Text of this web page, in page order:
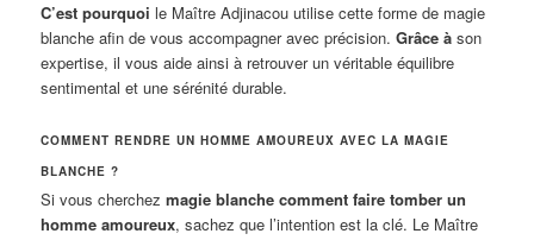
C’est pourquoi le Maître Adjinacou utilise cette forme de magie
blanche afin de vous accompagner avec précision.Grâce à son
expertise, il vous aide ainsi à retrouver un véritable équilibre
sentimental et une sérénité durable.
COMMENT RENDRE UN HOMME AMOUREUX AVEC LA MAGIE
BLANCHE ?
Si vous cherchezmagie blanche comment faire tomber un
homme amoureux, sachez que l’intention est la clé. Le Maître